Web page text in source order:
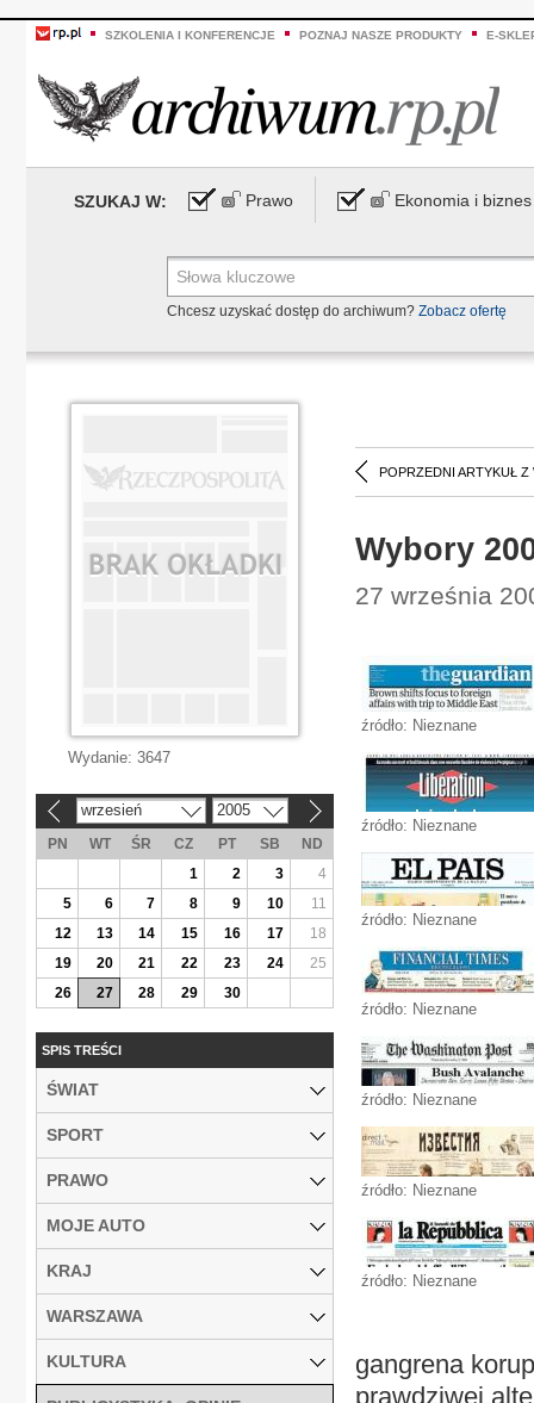
SZKOLENIA I KONFERENCJE POZNAJ NASZE PRODUKTY E-
SZUKAJ W: Prawo Ekonomia i biznes
Chcesz uzyskać dostęp do archiwum? Zobacz ofertę
POPRZEDNI ARTYKUŁ Z
Wybory
27 września
źródło: Nieznane
źródło: Nieznane
źródło: Nieznane
źródło: Nieznane
źródło: Nieznane
źródło: Nieznane
źródło: Nieznane
gangrena
prawdziwej
Wydanie: 3647
wrzesień 2005
PN WT ŚR CZ PT SB
ND
1
2 3
4
5
6 7 8 9 10
11
12
13 14 15 16 17
18
19
20 21 22 23 24
25
26
27 28 29 30
SPIS TREŚCI
ŚWIAT
SPORT
PRAWO
MOJE AUTO
KRAJ
WARSZAWA
KULTURA